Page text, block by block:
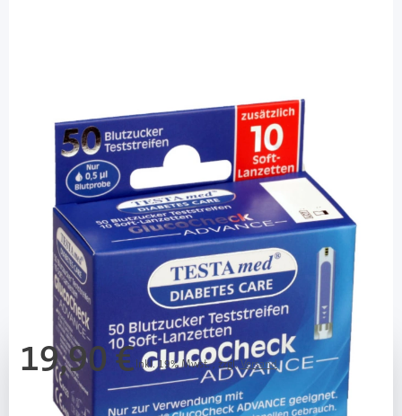
TESTAmed GlucoCheck Advance -
Blutzuckerteststreifen / 50 Stück
PZN: 13331394 / Diashop.de Kat.-Nr.112812
sofort verfügbar
Lieferzeit 1-3 Werktage
Mehr über das Produkt
19,90 €Inkl. 19% Mwst.,zzgl.Versand
Ab 3 Stk. 19,40 €